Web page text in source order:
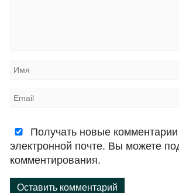
Получать новые
электронной почте. Вы можете
комментирования.
Оставить комментарий